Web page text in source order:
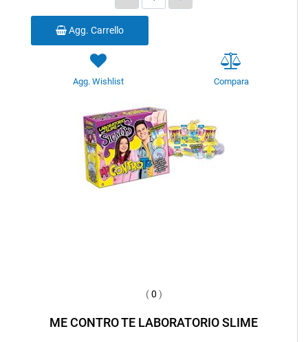
Agg. Carrello
Agg. Wishlist Compara
(0 )
ME CONTRO TE LABORATORIO SLIME